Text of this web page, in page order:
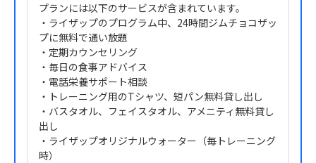
プランには以下のサービスが含まれています。
・ライザップのプログラム中、24時間ジムチョコザッ
プに無料で通い放題
・定期カウンセリング
・毎日の食事アドバイス
・電話栄養サポート相談
・トレーニング用のTシャツ、短パン無料貸し出し
・バスタオル、フェイスタオル、アメニティ無料貸し
出し
・ライザップオリジナルウォーター（毎トレーニング
時）